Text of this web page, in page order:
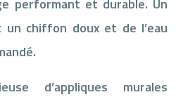
un chiffon doux et de l’eau
d’appliques murales